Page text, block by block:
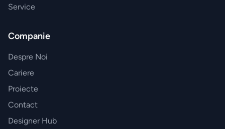
Service
Companie
Despre Noi
Cariere
Proiecte
Contact
Designer Hub